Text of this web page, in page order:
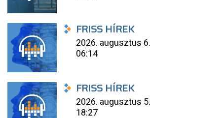
FRISS HÍREK
2026. augusztus 6.
06:14
FRISS HÍREK
2026. augusztus 5.
18:27